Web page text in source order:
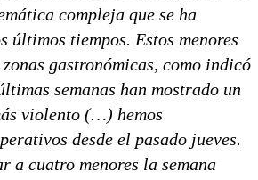
compleja que se ha
últimos tiempos. Estos menores
gastronómicas, como indicó
semanas han mostrado un
violento (…) hemos
desde el pasado jueves.
a cuatro menores la semana